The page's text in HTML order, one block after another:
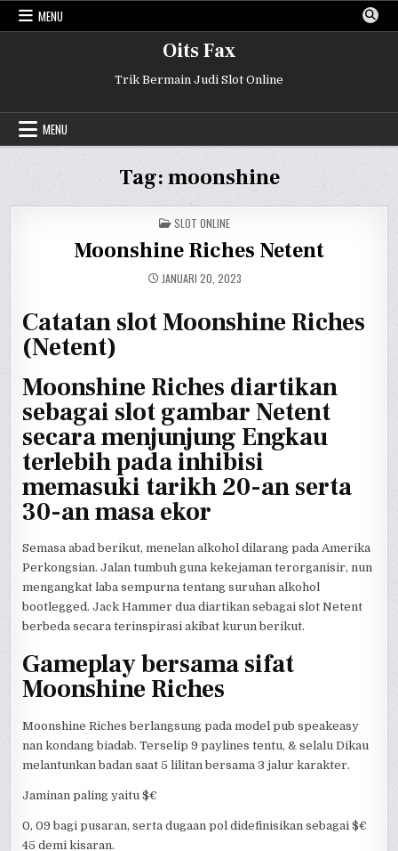
Skip
MENU
Oits Fax
Trik Bermain Judi Slot Online
MENU
Tag:moonshine
POSTED
IN
SLOT ONLINE
Moonshine Riches Netent
JANUARI 20, 2023
Catatan slot Moonshine Riches
(Netent)
Moonshine Riches diartikan
sebagai slot gambar Netent
secara menjunjung Engkau
terlebih pada inhibisi
memasuki tarikh 20-an serta
30-an masa ekor
Semasa abad berikut, menelan alkohol dilarang pada Amerika
Perkongsian. Jalan tumbuh guna kekejaman terorganisir, nun
mengangkat laba sempurna tentang suruhan alkohol
bootlegged. Jack Hammer dua diartikan sebagai slot Netent
berbeda secara terinspirasi akibat kurun berikut.
Gameplay bersama sifat
Moonshine Riches
Moonshine Riches berlangsung pada model pub speakeasy
nan kondang biadab. Terselip 9 paylines tentu, & selalu Dikau
melantunkan badan saat 5 lilitan bersama 3 jalur karakter.
Jaminan paling yaitu $€
0, 09 bagi pusaran, serta dugaan pol didefinisikan sebagai $€
45 demi kisaran.